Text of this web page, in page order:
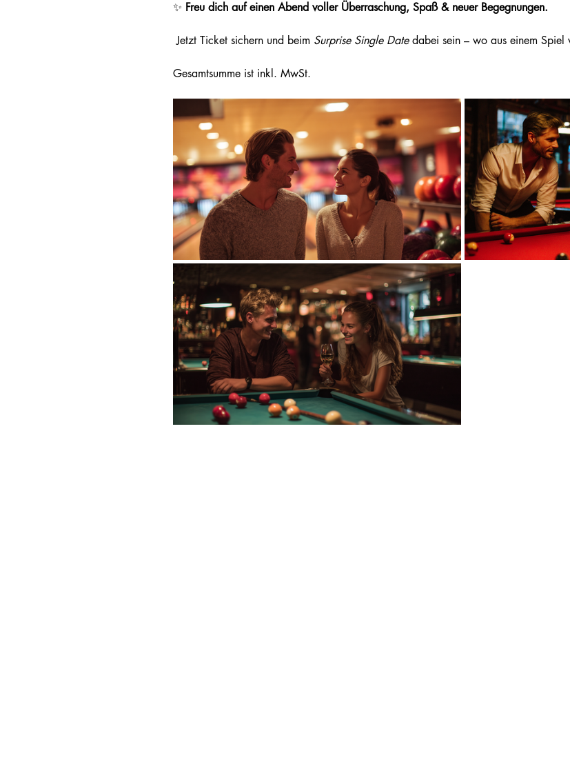
✨ Freu dich auf einen Abend voller Überraschung, Spaß & neuer Begegnungen.
Jetzt Ticket sichern und beim Surprise Single Date dabei sein – wo aus einem Spiel
Gesamtsumme ist inkl. MwSt.